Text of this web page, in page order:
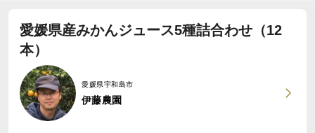
愛媛県産みかんジュース5種詰合わせ（12
本）
愛媛県宇和島市
伊藤農園